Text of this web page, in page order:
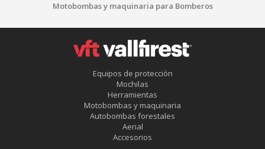
Motobombas y maquinaria para Bomberos
Equipos de protección
Mochilas
Herramientas
Motobombas y maquinaria
Autobombas forestales
Aerial
Accesorios